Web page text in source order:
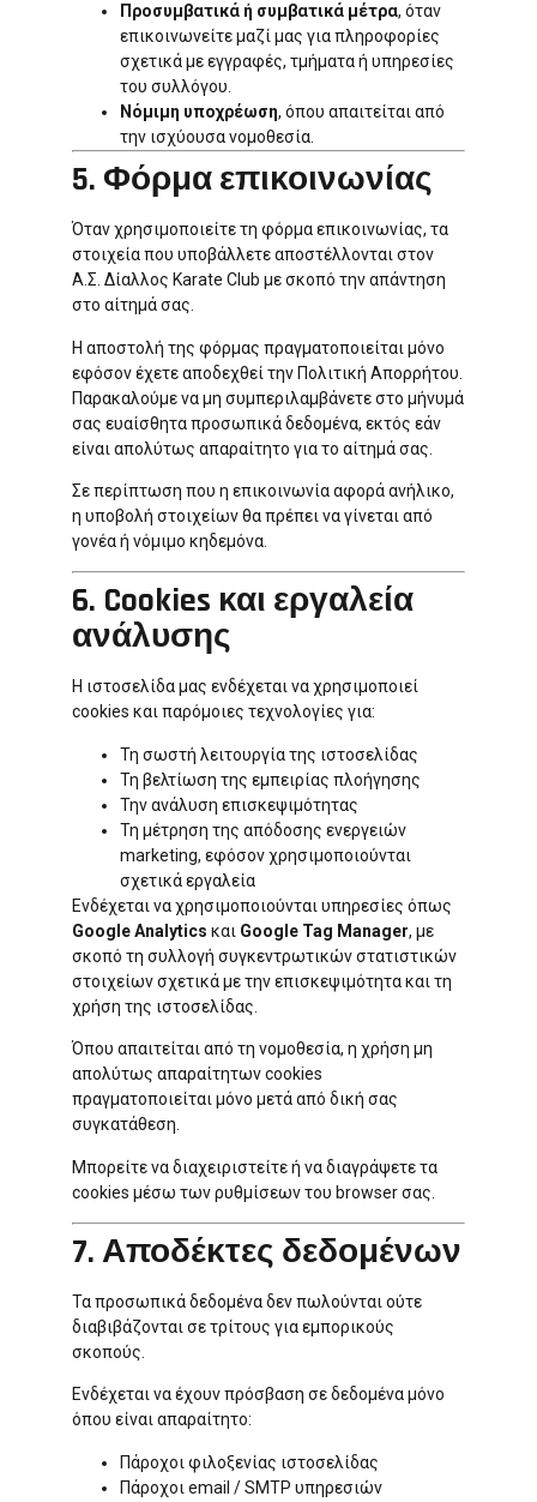
Προσυμβατικά ή συμβατικά μέτρα, όταν
επικοινωνείτε μαζί μας για πληροφορίες
σχετικά με εγγραφές, τμήματα ή υπηρεσίες
του συλλόγου.
Νόμιμη υποχρέωση, όπου απαιτείται από
την ισχύουσα νομοθεσία.
5. Φόρμα επικοινωνίας
Όταν χρησιμοποιείτε τη φόρμα επικοινωνίας, τα
στοιχεία που υποβάλλετε αποστέλλονται στον
Α.Σ. Δίαλλος Karate Club με σκοπό την απάντηση
στο αίτημά σας.
Η αποστολή της φόρμας πραγματοποιείται μόνο
εφόσον έχετε αποδεχθεί την Πολιτική Απορρήτου.
Παρακαλούμε να μη συμπεριλαμβάνετε στο μήνυμά
σας ευαίσθητα προσωπικά δεδομένα, εκτός εάν
είναι απολύτως απαραίτητο για το αίτημά σας.
Σε περίπτωση που η επικοινωνία αφορά ανήλικο,
η υποβολή στοιχείων θα πρέπει να γίνεται από
γονέα ή νόμιμο κηδεμόνα.
6. Cookies και εργαλεία
ανάλυσης
Η ιστοσελίδα μας ενδέχεται να χρησιμοποιεί
cookies και παρόμοιες τεχνολογίες για:
Τη σωστή λειτουργία της ιστοσελίδας
Τη βελτίωση της εμπειρίας πλοήγησης
Την ανάλυση επισκεψιμότητας
Τη μέτρηση της απόδοσης ενεργειών
marketing, εφόσον χρησιμοποιούνται
σχετικά εργαλεία
Ενδέχεται να χρησιμοποιούνται υπηρεσίες όπως
Google Analytics και Google Tag Manager, με
σκοπό τη συλλογή συγκεντρωτικών στατιστικών
στοιχείων σχετικά με την επισκεψιμότητα και τη
χρήση της ιστοσελίδας.
Όπου απαιτείται από τη νομοθεσία, η χρήση μη
απολύτως απαραίτητων cookies
πραγματοποιείται μόνο μετά από δική σας
συγκατάθεση.
Μπορείτε να διαχειριστείτε ή να διαγράψετε τα
cookies μέσω των ρυθμίσεων του browser σας.
7. Αποδέκτες δεδομένων
Τα προσωπικά δεδομένα δεν πωλούνται ούτε
διαβιβάζονται σε τρίτους για εμπορικούς
σκοπούς.
Ενδέχεται να έχουν πρόσβαση σε δεδομένα μόνο
όπου είναι απαραίτητο:
Πάροχοι φιλοξενίας ιστοσελίδας
Πάροχοι email / SMTP υπηρεσιών